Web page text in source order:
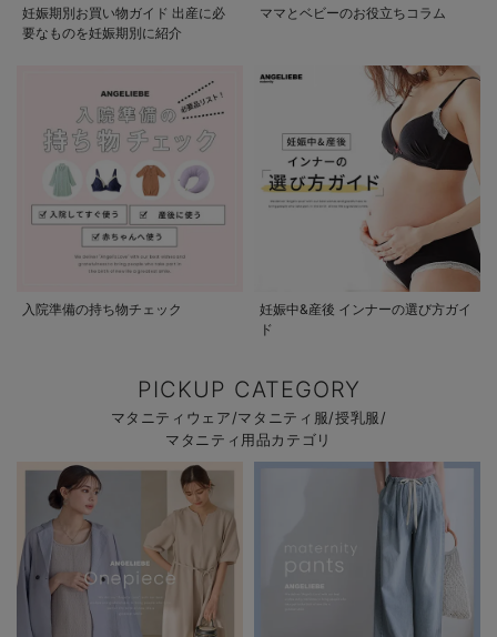
妊娠期別お買い物ガイド 出産に必
要なものを妊娠期別に紹介
ママとベビーのお役立ちコラム
入院準備の持ち物チェック
妊娠中&産後 インナーの選び方ガイ
ド
PICKUP CATEGORY
マタニティウェア/マタニティ服/授乳服/
マタニティ用品カテゴリ